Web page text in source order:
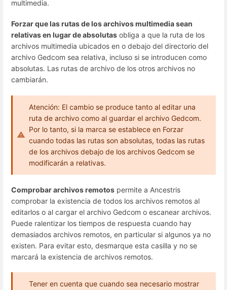
multimedia.
Forzar que las rutas de los archivos multimedia sean
relativas en lugar de absolutas obliga a que la ruta de los
archivos multimedia ubicados en o debajo del directorio del
archivo Gedcom sea relativa, incluso si se introducen como
absolutas. Las rutas de archivo de los otros archivos no
cambiarán.
Atención: El cambio se produce tanto al editar una
ruta de archivo como al guardar el archivo Gedcom.
Por lo tanto, si la marca se establece en Forzar
cuando todas las rutas son absolutas, todas las rutas
de los archivos debajo de los archivos Gedcom se
modificarán a relativas.
Comprobar archivos remotos permite a Ancestris
comprobar la existencia de todos los archivos remotos al
editarlos o al cargar el archivo Gedcom o escanear archivos.
Puede ralentizar los tiempos de respuesta cuando hay
demasiados archivos remotos, en particular si algunos ya no
existen. Para evitar esto, desmarque esta casilla y no se
marcará la existencia de archivos remotos.
Tener en cuenta que cuando sea necesario mostrar